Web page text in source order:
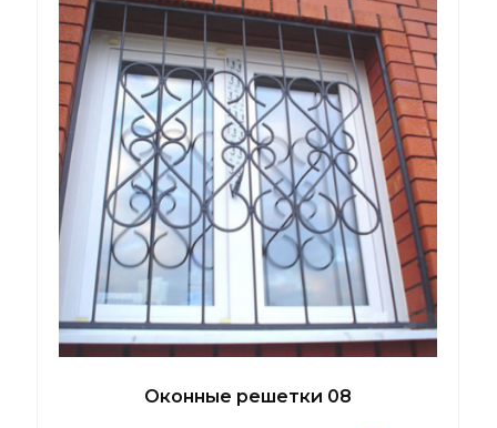
Оконные решетки 08